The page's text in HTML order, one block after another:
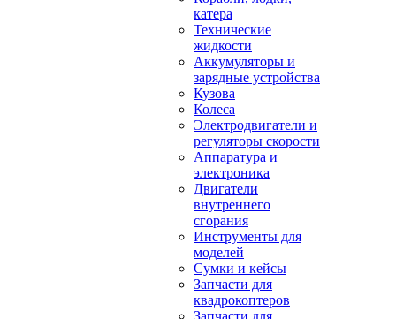
катера
Технические
жидкости
Аккумуляторы и
зарядные устройства
Кузова
Колеса
Электродвигатели и
регуляторы скорости
Аппаратура и
электроника
Двигатели
внутреннего
сгорания
Инструменты для
моделей
Сумки и кейсы
Запчасти для
квадрокоптеров
Запчасти для